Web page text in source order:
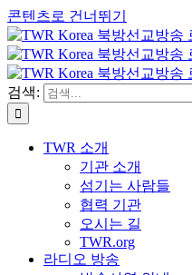
콘텐츠로 건너뛰기
검색:
TWR 소개
기관 소개
섬기는 사람들
협력 기관
오시는 길
TWR.org
라디오 방송